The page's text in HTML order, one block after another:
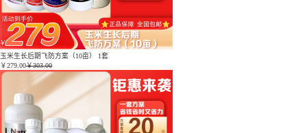
玉米生长后期飞防方案（10亩） 1套
￥279.00￥303.00